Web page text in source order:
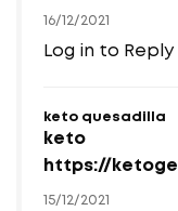
16/12/2021
Log in to Reply
keto quesadilla
keto
https://
15/12/2021